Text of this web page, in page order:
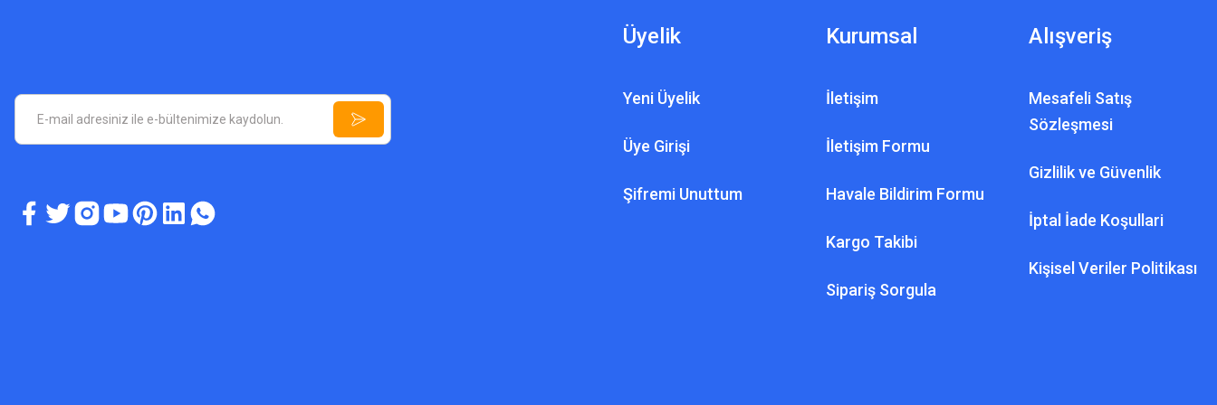
ASYA DEDEKTÖR TEKNOLOJILERI
A6 Plus Dedektör Fiyatı
75.000,00 TL
NOKTA - MAKRO DEDEKTÖR
Makro Su Altı Pointer Dedektörü Scuba Pulse Dive
Üyelik
Yeni Üyelik
Üye Girişi
Şifremi Unuttum
Kurumsal
İletişim
İletişim Formu
Havale Bildirim Formu
Kargo Takibi
Sipariş Sorgula
Alışveriş
Mesafeli Satış
Sözleşmesi
Gizlilik ve Güvenlik
İptal İade Koşullari
Kişisel Veriler Politikası